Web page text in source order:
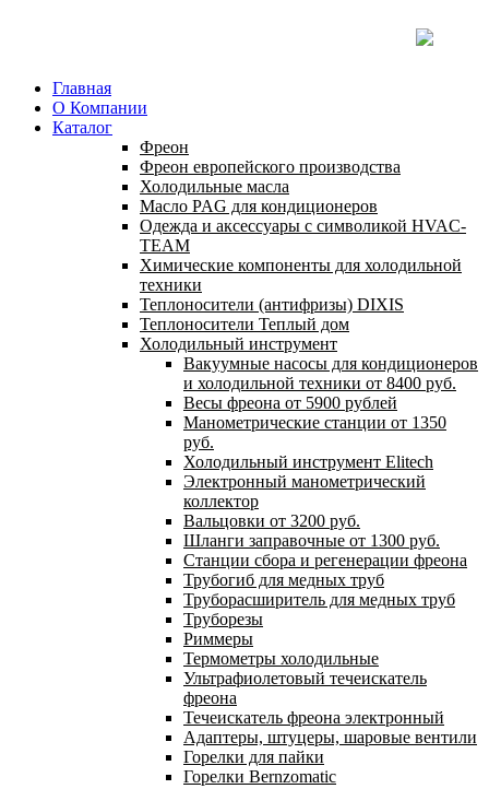
Главная
О Компании
Каталог
Фреон
Фреон европейского производства
Холодильные масла
Масло PAG для кондиционеров
Одежда и аксессуары с символикой HVAC-
TEAM
Химические компоненты для холодильной
техники
Теплоносители (антифризы) DIXIS
Теплоносители Теплый дом
Холодильный инструмент
Вакуумные насосы для кондиционеров
и холодильной техники от 8400 руб.
Весы фреона от 5900 рублей
Манометрические станции от 1350
руб.
Холодильный инструмент Elitech
Электронный манометрический
коллектор
Вальцовки от 3200 руб.
Шланги заправочные от 1300 руб.
Станции сбора и регенерации фреона
Трубогиб для медных труб
Труборасширитель для медных труб
Труборезы
Риммеры
Термометры холодильные
Ультрафиолетовый течеискатель
фреона
Течеискатель фреона электронный
Адаптеры, штуцеры, шаровые вентили
Горелки для пайки
Горелки Bernzomatic